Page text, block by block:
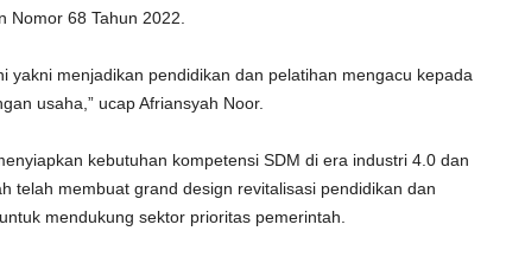
Nomor 68 Tahun 2022.
yakni menjadikan pendidikan dan pelatihan mengacu kepada
usaha,” ucap Afriansyah Noor.
kebutuhan kompetensi SDM di era industri 4.0 dan
telah membuat grand design revitalisasi pendidikan dan
mendukung sektor prioritas pemerintah.